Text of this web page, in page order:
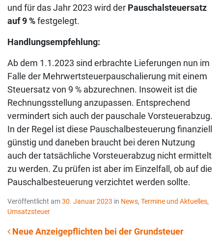
und für das Jahr 2023 wird der Pauschalsteuersatz
auf 9 %festgelegt.
Handlungsempfehlung:
Ab dem 1.1.2023 sind erbrachte Lieferungen nun im
Falle der Mehrwertsteuerpauschalierung mit einem
Steuersatz von 9 % abzurechnen. Insoweit ist die
Rechnungsstellung anzupassen. Entsprechend
vermindert sich auch der pauschale Vorsteuerabzug.
In der Regel ist diese Pauschalbesteuerung finanziell
günstig und daneben braucht bei deren Nutzung
auch der tatsächliche Vorsteuerabzug nicht ermittelt
zu werden. Zu prüfen ist aber im Einzelfall, ob auf die
Pauschalbesteuerung verzichtet werden sollte.
Veröffentlicht am30. Januar 2023 in News, Termine und Aktuelles,
Umsatzsteuer
Neue Anzeigepflichten bei der Grundsteuer